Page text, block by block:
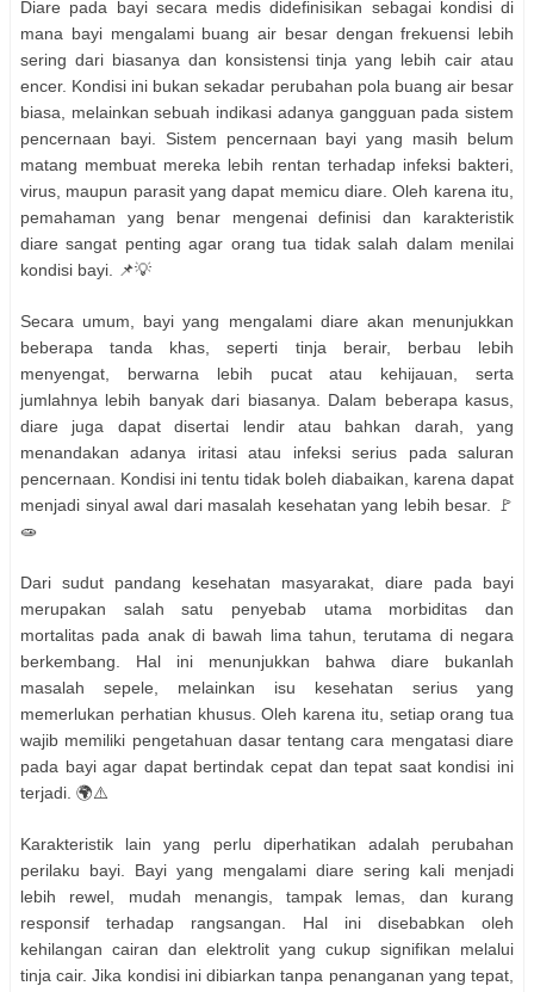
Diare pada bayi secara medis didefinisikan sebagai kondisi di
mana bayi mengalami buang air besar dengan frekuensi lebih
sering dari biasanya dan konsistensi tinja yang lebih cair atau
encer. Kondisi ini bukan sekadar perubahan pola buang air besar
biasa, melainkan sebuah indikasi adanya gangguan pada sistem
pencernaan bayi. Sistem pencernaan bayi yang masih belum
matang membuat mereka lebih rentan terhadap infeksi bakteri,
virus, maupun parasit yang dapat memicu diare. Oleh karena itu,
pemahaman yang benar mengenai definisi dan karakteristik
diare sangat penting agar orang tua tidak salah dalam menilai
kondisi bayi. 📌💡
Secara umum, bayi yang mengalami diare akan menunjukkan
beberapa tanda khas, seperti tinja berair, berbau lebih
menyengat, berwarna lebih pucat atau kehijauan, serta
jumlahnya lebih banyak dari biasanya. Dalam beberapa kasus,
diare juga dapat disertai lendir atau bahkan darah, yang
menandakan adanya iritasi atau infeksi serius pada saluran
pencernaan. Kondisi ini tentu tidak boleh diabaikan, karena dapat
menjadi sinyal awal dari masalah kesehatan yang lebih besar. 🚩
🧫
Dari sudut pandang kesehatan masyarakat, diare pada bayi
merupakan salah satu penyebab utama morbiditas dan
mortalitas pada anak di bawah lima tahun, terutama di negara
berkembang. Hal ini menunjukkan bahwa diare bukanlah
masalah sepele, melainkan isu kesehatan serius yang
memerlukan perhatian khusus. Oleh karena itu, setiap orang tua
wajib memiliki pengetahuan dasar tentang cara mengatasi diare
pada bayi agar dapat bertindak cepat dan tepat saat kondisi ini
terjadi. 🌍⚠️
Karakteristik lain yang perlu diperhatikan adalah perubahan
perilaku bayi. Bayi yang mengalami diare sering kali menjadi
lebih rewel, mudah menangis, tampak lemas, dan kurang
responsif terhadap rangsangan. Hal ini disebabkan oleh
kehilangan cairan dan elektrolit yang cukup signifikan melalui
tinja cair. Jika kondisi ini dibiarkan tanpa penanganan yang tepat,